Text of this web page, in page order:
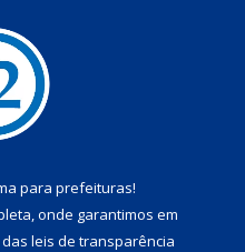
para prefeituras!
onde garantimos em
leis de transparência